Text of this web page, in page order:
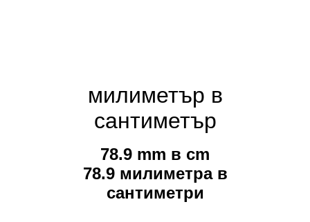
милиметър в
сантиметър
78.9 mm в cm
78.9 милиметра в
сантиметри